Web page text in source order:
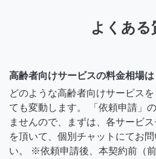
よくある
高齢者向けサービスの料金相場は
どのような高齢者向けサービス
ても変動します。 「依頼申請」
ませんので、まずは、各サービ
を頂いて、個別チャットにてお
い。 ※依頼申請後、本契約前（